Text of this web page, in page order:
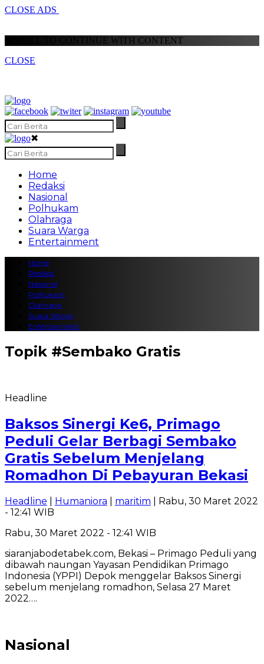
CLOSE ADS
SCROLL TO CONTINUE WITH CONTENT
CLOSE
✖
Home
Redaksi
Nasional
Polhukam
Olahraga
Suara Warga
Entertainment
Home
Redaksi
Nasional
Polhukam
Olahraga
Suara Warga
Entertainment
Topik #Sembako Gratis
Headline
Baksos Sinergi Ke6, Primago
Peduli Gelar Berbagi Sembako
Gratis Sebelum Menjelang
Romadhon Di Pebayuran Bekasi
Headline Humaniora maritim | Rabu, 30 Maret 2022
- 12:41 WIB
Rabu, 30 Maret 2022 - 12:41 WIB
siaranjabodetabek.com, Bekasi – Primago Peduli yang
dibawah naungan Yayasan Pendidikan Primago
Indonesia (YPPI) Depok menggelar Baksos Sinergi
sebelum menjelang romadhon, Selasa 27 Maret
2022….
Nasional